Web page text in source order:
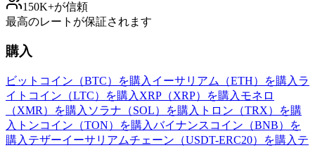
150K+が信頼
最高のレートが保証されます
購入
ビットコイン（BTC）を購入 イーサリアム（ETH）を購入 ラ
イトコイン（LTC）を購入 XRP（XRP）を購入 モネロ
（XMR）を購入 ソラナ（SOL）を購入 トロン（TRX）を購
入 トンコイン（TON）を購入バイナンスコイン（BNB）を
購入 テザーイーサリアムチェーン（USDT-ERC20）を購入 テ